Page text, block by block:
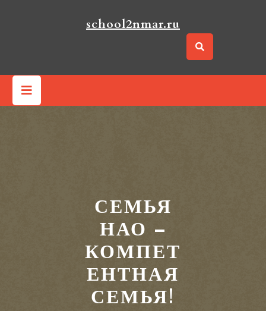
school2nmar.ru
СЕМЬЯ
НАО –
КОМПЕТ
ЕНТНАЯ
СЕМЬЯ!